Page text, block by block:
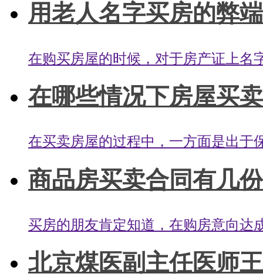
用老人名字买房的弊
在购买房屋的时候，对于房产证上名
在哪些情况下房屋买
在买卖房屋的过程中，一方面是出于
商品房买卖合同有几
买房的朋友肯定知道，在购房意向达
北京煤医副主任医师